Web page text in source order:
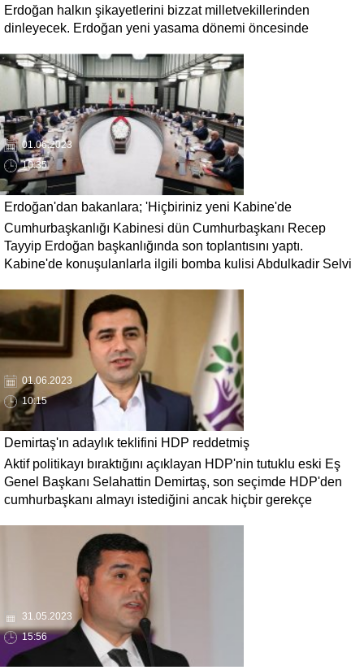
Erdoğan halkın şikayetlerini bizzat milletvekillerinden
dinleyecek. Erdoğan yeni yasama dönemi öncesinde
01.06.2023
10:35
Erdoğan'dan bakanlara; 'Hiçbiriniz yeni Kabine'de
olmayacaksınız'
Cumhurbaşkanlığı Kabinesi dün Cumhurbaşkanı Recep
Tayyip Erdoğan başkanlığında son toplantısını yaptı.
Kabine'de konuşulanlarla ilgili bomba kulisi Abdulkadir Selvi
Mevcut bakanların hiçbiri yeni Kabine'de yer almayacak.
01.06.2023
10:15
Demirtaş'ın adaylık teklifini HDP reddetmiş
Aktif politikayı bıraktığını açıklayan HDP'nin tutuklu eski Eş
Genel Başkanı Selahattin Demirtaş, son seçimde HDP'den
cumhurbaşkanı almayı istediğini ancak hiçbir gerekçe
31.05.2023
15:56